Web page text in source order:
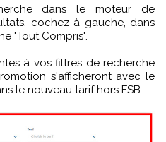
cochez à gauche, dans
"Tout Compris".
à vos filtres de recherche
s'afficheront avec le
le nouveau tarif hors FSB.